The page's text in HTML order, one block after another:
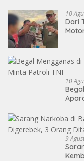
10
Dari
10
9